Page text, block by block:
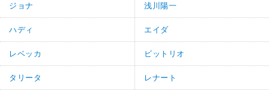
ジョナ 浅川陽一
ハディ エイダ
レベッカ ビットリオ
タリータ レナート